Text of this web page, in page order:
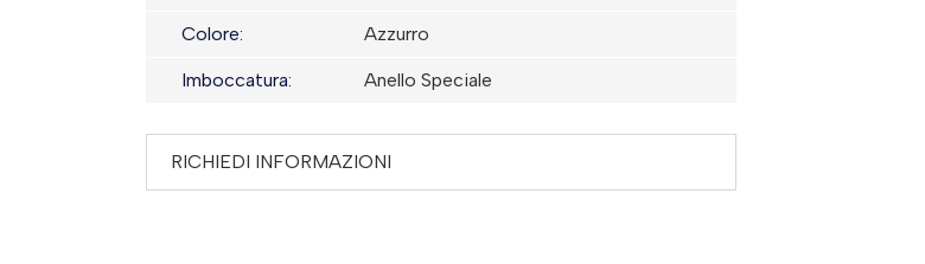
Colore: Azzurro
Imboccatura: Anello Speciale
RICHIEDI INFORMAZIONI